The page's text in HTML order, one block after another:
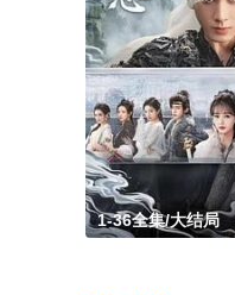
1-36全集/大结局